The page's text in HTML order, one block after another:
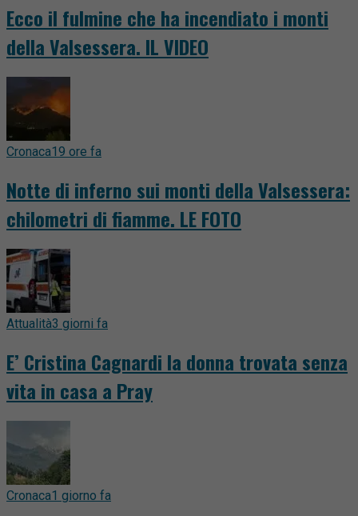
Ecco il fulmine che ha incendiato i monti
della Valsessera. IL VIDEO
Cronaca19 ore fa
Notte di inferno sui monti della Valsessera:
chilometri di fiamme. LE FOTO
Attualità3 giorni fa
E’ Cristina Cagnardi la donna trovata senza
vita in casa a Pray
Cronaca1 giorno fa